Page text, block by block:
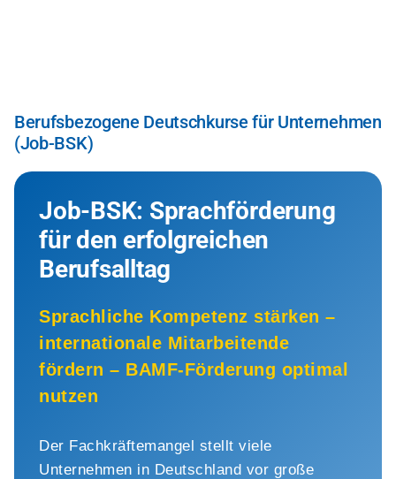
Berufsbezogene Deutschkurse für Unternehmen
(Job-BSK)
Job-BSK: Sprachförderung
für den erfolgreichen
Berufsalltag
Sprachliche Kompetenz stärken –
internationale Mitarbeitende
fördern – BAMF-Förderung optimal
nutzen
Der Fachkräftemangel stellt viele
Unternehmen in Deutschland vor große